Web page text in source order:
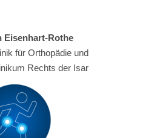
Eisenhart-Rothe
für Orthopädie und
Rechts der Isar